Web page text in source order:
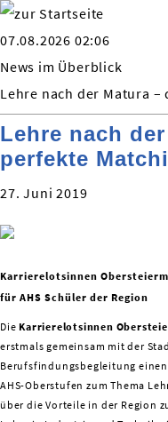
07.08.2026 02:06
News im Überblick
Lehre nach der Matura
Lehre nach
perfekte
27. Juni 2019
Karrierelotsinnen
für AHS Schüler der Region
Die Karrierelotsinnen
erstmals gemeinsam mit der
Berufsfindungsbegleitung
AHS-Oberstufen zum Thema
über die Vorteile in der Region